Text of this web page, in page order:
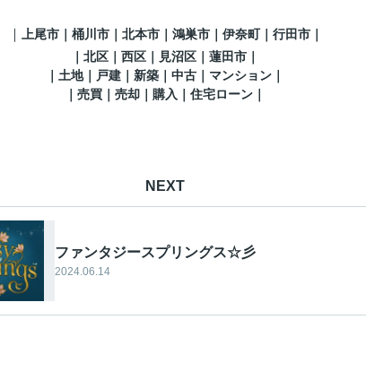
｜ 上尾市｜桶川市｜北本市｜鴻巣市｜伊奈町｜行田市｜
北区 ｜西区｜見沼区 ｜蓮田市
｜土地｜戸建｜新築｜中古｜マンション｜
｜売買｜売却｜購入｜住宅ローン｜
NEXT
ファンタジースプリングス☆彡
2024.06.14